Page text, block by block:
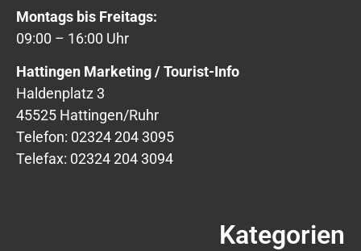
Montags bis Freitags:
09:00 – 16:00 Uhr
Hattingen Marketing / Tourist-Info
Haldenplatz 3
45525 Hattingen/Ruhr
Telefon: 02324 204 3095
Telefax: 02324 204 3094
Kategorien